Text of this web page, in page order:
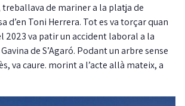
treballava de mariner a la platja de
d’en Toni Herrera. Tot es va torçar quan
2023 va patir un accident laboral a la
de S’Agaró. Podant un arbre sense
va caure. morint a l’acte allà mateix, a